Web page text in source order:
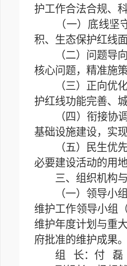
护工作合法合规、
（一）底线坚守
积、生态保护红线
（二）问题导向
核心问题，精准施
（三）正向优化
护红线功能完善、
（四）衔接协调
基础设施建设，实
（五）民生优先
必要建设活动的用地
三、组织机构
（一）领导小组
维护工作领导小组
维护年度计划与重
府批准的维护成果
组 长：付 磊